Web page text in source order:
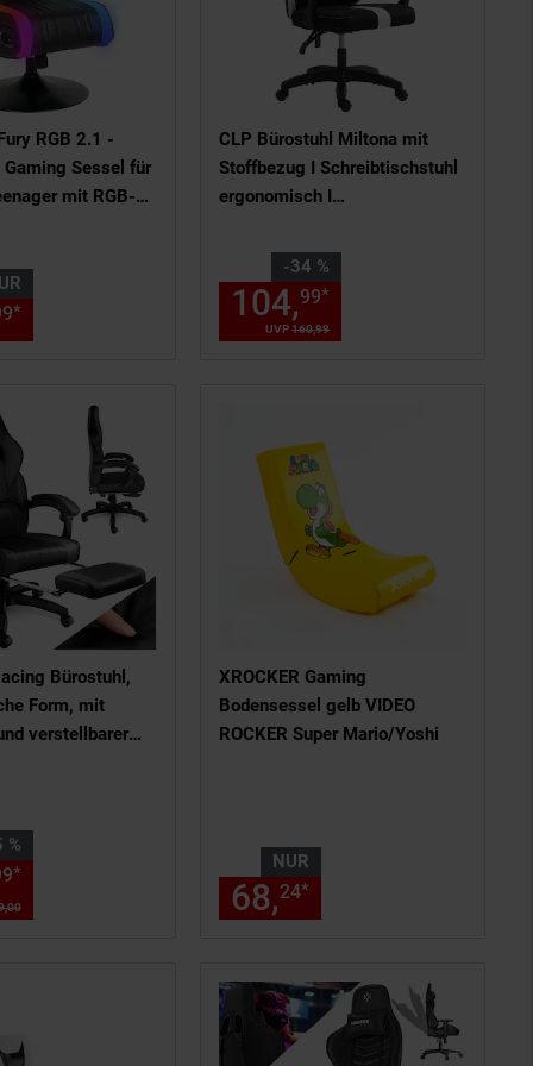
Seitenende
99€ Sternchen Fußnote, Details
RGB 2.1 -
Sessel für
mit RGB-
* € Sternchen
CLP Bürostuhl Miltona mit
Stoffbezug I Schreibtischstuhl
ergonomisch I
Gamingstuhl mit Kopfpolster
und Lendenwirbelpolster
-34 %
Sie Sparen 34 Prozent,
UVP160,99
104,99*
Details am Seitenende
Fußnote, Details am
Bürostuhl,
Form, mit
verstellbarer
120 kg
%Prozent,
00UVP : 179,
* Aktueller Preis: 114,
XROCKER Gaming
Bodensessel gelb VIDEO
ROCKER Super Mario/Yoshi
NUR
68,24*